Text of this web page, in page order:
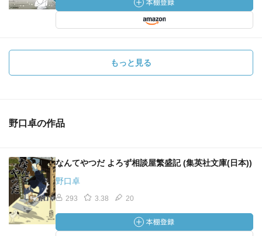
もっと見る
野口卓の作品
なんてやつだ よろず相談屋繁盛記 (集英社文庫(日本))
野口卓
293 3.38 20